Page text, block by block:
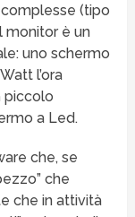
(tipo
monitor è un
uno schermo
l’ora
piccolo
a Led.
che, se
che
che in attività